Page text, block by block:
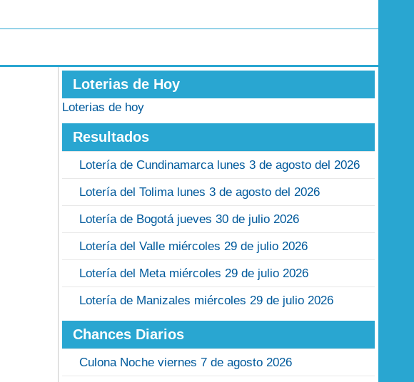
Loterias de Hoy
Loterias de hoy
Resultados
Lotería de Cundinamarca lunes 3 de agosto del 2026
Lotería del Tolima lunes 3 de agosto del 2026
Lotería de Bogotá jueves 30 de julio 2026
Lotería del Valle miércoles 29 de julio 2026
Lotería del Meta miércoles 29 de julio 2026
Lotería de Manizales miércoles 29 de julio 2026
Chances Diarios
Culona Noche viernes 7 de agosto 2026